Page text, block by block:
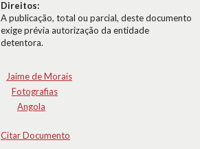
Direitos:
A publicação, total ou parcial, deste documento
exige prévia autorização da entidade
detentora.
Jaime de Morais
Fotografias
Angola
Citar Documento